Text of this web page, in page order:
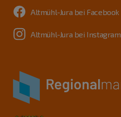
Altmühl-Jura bei Facebook
Altmühl-Jura bei Instagram